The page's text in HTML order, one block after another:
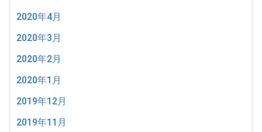
2020年4月
2020年3月
2020年2月
2020年1月
2019年12月
2019年11月